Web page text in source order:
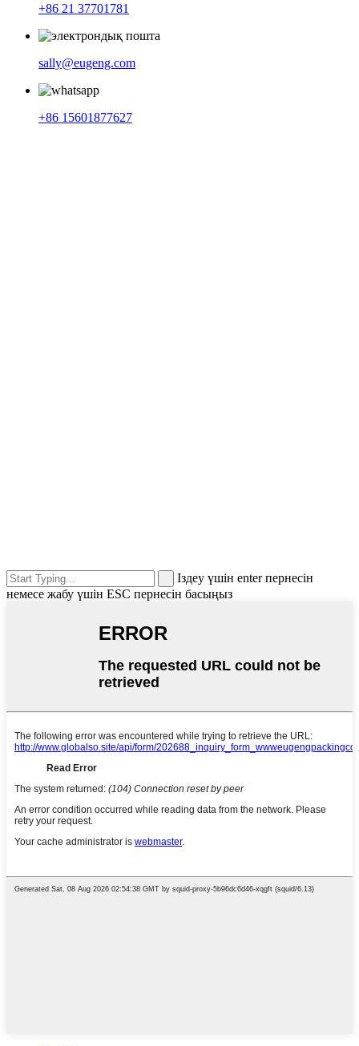
+86 21 37701781
sally@eugeng.com
+86 15601877627
Іздеу үшін enter пернесін
немесе жабу үшін ESC пернесін басыңыз